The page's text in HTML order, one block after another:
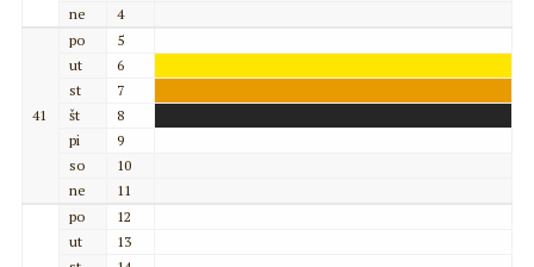
ne
4
41
po
5
ut
6
st
7
št
8
pi
9
so
10
ne
11
po
12
ut
13